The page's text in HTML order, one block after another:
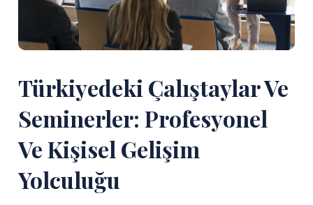
Türkiyedeki Çalıştaylar Ve
Seminerler: Profesyonel
Ve Kişisel Gelişim
Yolculuğu